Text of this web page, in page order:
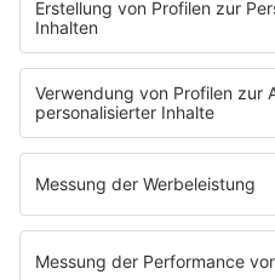
Aber bitte mit Schlager
Erdbeerkäse
Fitness mit M.A.R.K
Glück in Worten
Todesursache
Niemand muss ein Promi sein
PROGRAMM
Mit den Waffeln einer Frau